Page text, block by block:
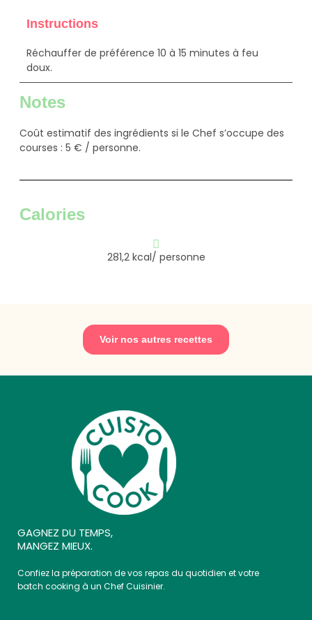
Instructions
Réchauffer de préférence 10 à 15 minutes à feu
doux.
Notes
Coût estimatif des ingrédients si le Chef s’occupe des
courses : 5 € / personne.
Calories
281,2 kcal/ personne
Voir nos autres recettes
GAGNEZ DU TEMPS,
MANGEZ MIEUX.
Confiez la préparation de vos repas du quotidien et votre
batch cooking à un Chef Cuisinier.